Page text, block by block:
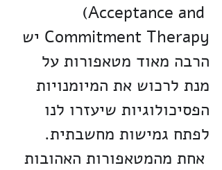
(Acceptance and
Commitment Therapy יש
הרבה מאוד מטאפורות על
מנת לרכוש את המיומנויות
הפסיכולוגיות שיעזרו לנו
לפתח גמישות מחשבתית.
אחת מהמטאפורות האהובות